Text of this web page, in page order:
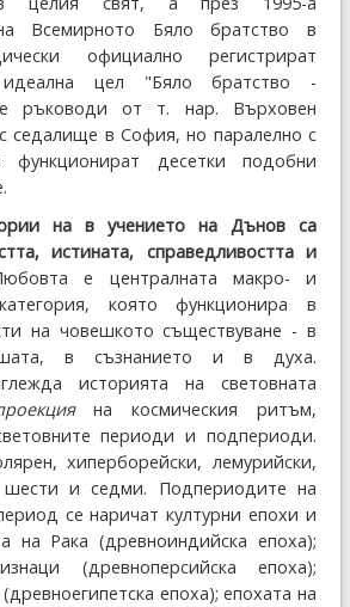
Всемирното Бяло братство в
официално регистрират
цел "Бяло братство -
ръководи от т. нар. Върховен
седалище в София, но паралелно с
десетки подобни
на в учението на Дънов са
истината, справедливостта и
е централната макро- и
която функционира в
на човешкото съществуване - в
в съзнанието и в духа.
историята на световната
на космическия ритъм,
периоди и подпериоди.
хиперборейски, лемурийски,
шести и седми. Подпериодите на
се наричат културни епохи и
на Рака (древноиндийска епоха);
(древноперсийска епоха);
епоха); епохата на